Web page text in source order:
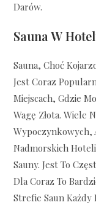
Darów.
Sauna W
Sauna, Choć
Jest Coraz
Miejscach, Gdzie
Wagę Złota. Wiele
Wypoczynkowych,
Nadmorskich
Sauny. Jest To
Dla Coraz To
Strefie Saun Każdy